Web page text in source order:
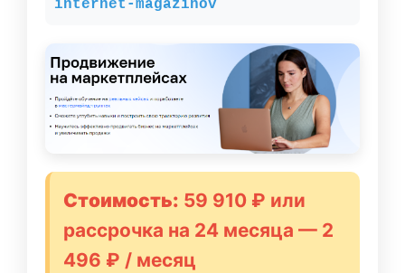
internet-magazinov
Стоимость: 59 910 ₽ или
рассрочка на 24 месяца — 2
496 ₽ / месяц